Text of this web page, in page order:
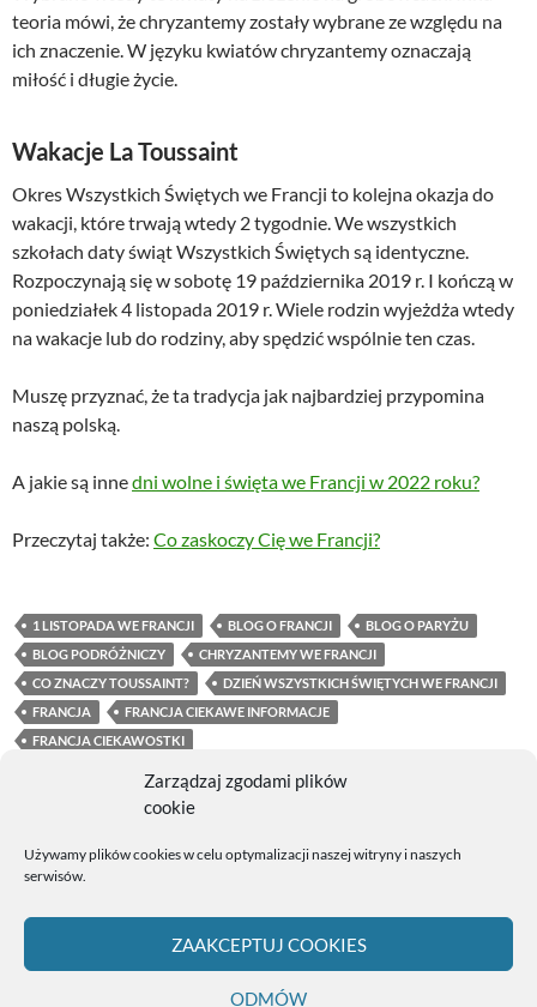
teoria mówi, że chryzantemy zostały wybrane ze względu na
ich znaczenie. W języku kwiatów chryzantemy oznaczają
miłość i długie życie.
Wakacje La Toussaint
Okres Wszystkich Świętych we Francji to kolejna okazja do
wakacji, które trwają wtedy 2 tygodnie. We wszystkich
szkołach daty świąt Wszystkich Świętych są identyczne.
Rozpoczynają się w sobotę 19 października 2019 r. I kończą w
poniedziałek 4 listopada 2019 r. Wiele rodzin wyjeżdża wtedy
na wakacje lub do rodziny, aby spędzić wspólnie ten czas.
Muszę przyznać, że ta tradycja jak najbardziej przypomina
naszą polską.
A jakie są innedni wolne i święta we Francji w 2022 roku?
Przeczytaj także: Co zaskoczy Cię we Francji?
1 LISTOPADA WE FRANCJI BLOG O FRANCJI
BLOG O PARYŻU
BLOG PODRÓŻNICZY
CHRYZANTEMY WE FRANCJI
CO ZNACZY TOUSSAINT?
DZIEŃ WSZYSTKICH ŚWIĘTYCH WE FRANCJI
FRANCJA
FRANCJA CIEKAWE INFORMACJE
FRANCJA CIEKAWOSTKI
LA TOUSSAINT CO TO JEST
WAKACJE LA TOUSSAINT
WAKACJE WE FRANCJI
WSZYSTKICH ŚWIĘTYCH WE FRANCJI
Zarządzaj zgodami plików
cookie
Używamy plików cookies w celu optymalizacji naszej witryny i naszych
serwisów.
ZAAKCEPTUJ COOKIES
ODMÓW